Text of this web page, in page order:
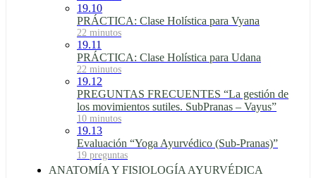
19.10
PRÁCTICA: Clase Holística para Vyana
22 minutos
19.11
PRÁCTICA: Clase Holística para Udana
22 minutos
19.12
PREGUNTAS FRECUENTES “La gestión de
los movimientos sutiles. SubPranas – Vayus”
10 minutos
19.13
Evaluación “Yoga Ayurvédico (Sub-Pranas)”
19 preguntas
ANATOMÍA Y FISIOLOGÍA AYURVÉDICA